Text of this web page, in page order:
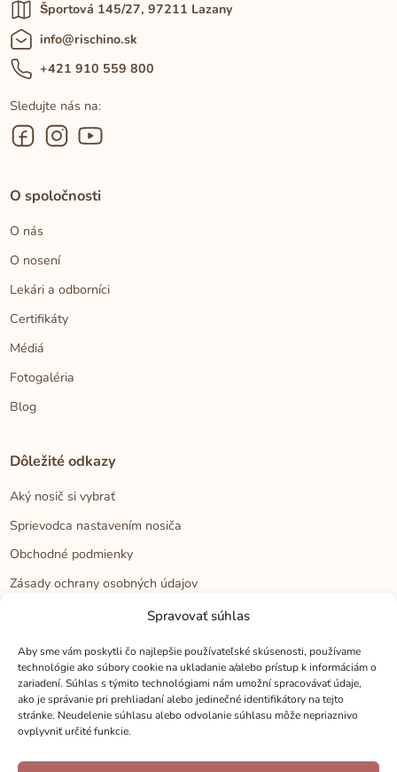
Spravovať súhlas
Aby sme vám poskytli čo najlepšie používateľské skúsenosti, používame
technológie ako súbory cookie na ukladanie a/alebo prístup k informáciám o
zariadení. Súhlas s týmito technológiami nám umožní spracovávať údaje,
ako je správanie pri prehliadaní alebo jedinečné identifikátory na tejto
stránke. Neudelenie súhlasu alebo odvolanie súhlasu môže nepriaznivo
ovplyvniť určité funkcie.
Športová 145/27, 97211 Lazany
info@rischino.sk
+421 910 559 800
Sledujte nás na:
O spoločnosti
O nás
O nosení
Lekári a odborníci
Certifikáty
Médiá
Fotogaléria
Blog
Dôležité odkazy
Aký nosič si vybrať
Sprievodca nastavením nosiča
Obchodné podmienky
Zásady ochrany osobných údajov
Kontakt
Kontakt
Zákaznícka podpora